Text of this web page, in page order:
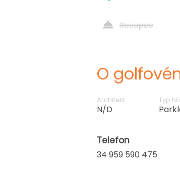
Recepce
O
Architekt
N/D
Typ
Telefon
34 959 590 475